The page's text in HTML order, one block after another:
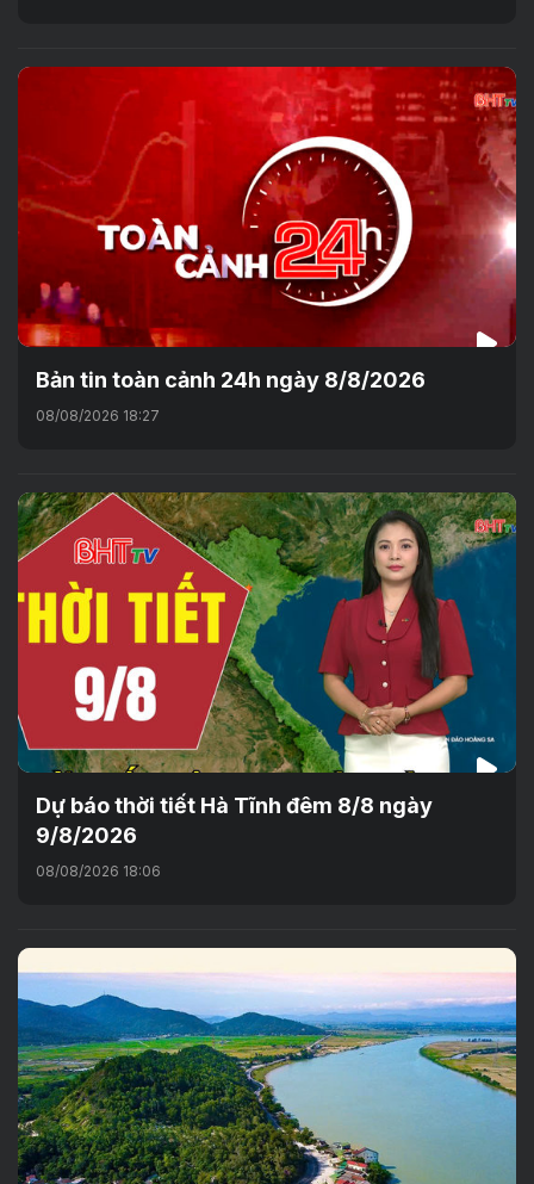
Bản tin toàn cảnh 24h ngày 8/8/2026
08/08/2026 18:27
Dự báo thời tiết Hà Tĩnh đêm 8/8 ngày
9/8/2026
08/08/2026 18:06